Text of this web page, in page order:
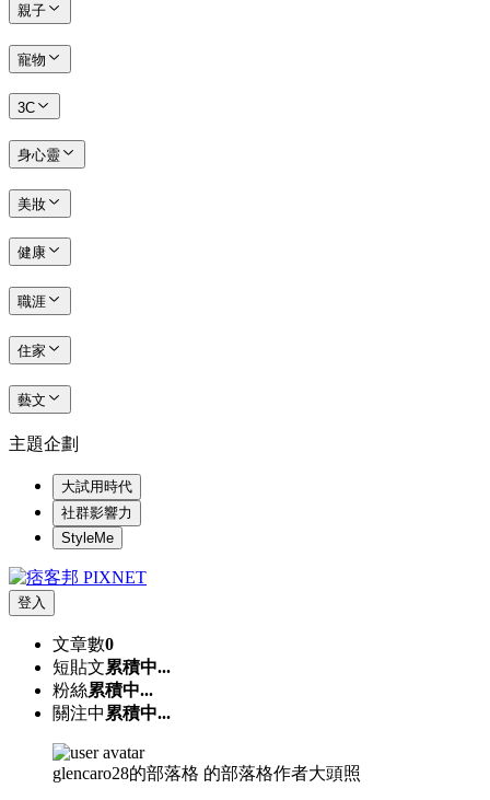
親子
寵物
3C
身心靈
美妝
健康
職涯
住家
藝文
主題企劃
大試用時代
社群影響力
StyleMe
登入
文章數0
短貼文累積中...
粉絲累積中...
關注中 累積中...
glencaro28的部落格 的部落格作者大頭照